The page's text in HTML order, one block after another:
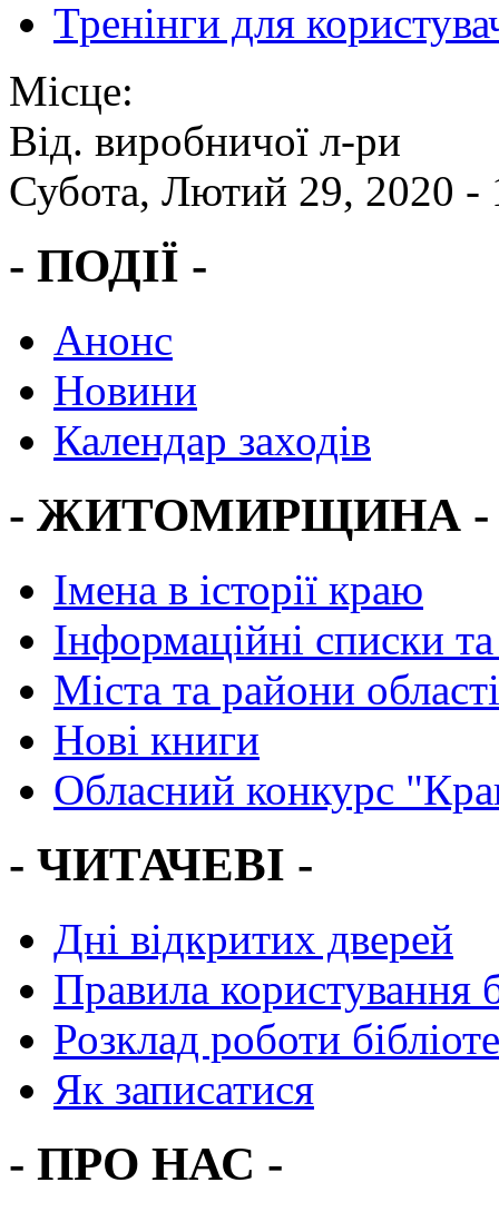
Тренінги для
Місце:
Від. виробничої л-ри
Субота, Лютий 29, 2020 -
- ПОДІЇ -
Анонс
Новини
Календар заходів
- ЖИТОМИРЩИНА -
Імена в історії краю
Інформаційні списки
Міста та райони області
Нові книги
Обласний конкурс
- ЧИТАЧЕВІ -
Дні відкритих дверей
Правила користування
Розклад роботи
Як записатися
- ПРО НАС -